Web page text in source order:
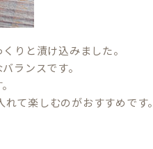
りと漬け込みました。
ランスです。
て楽しむのがおすすめです。